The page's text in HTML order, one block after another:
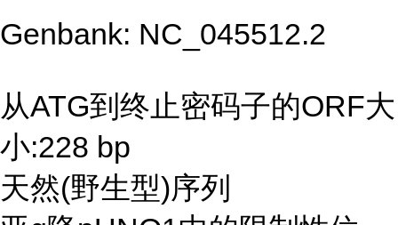
Genbank: NC_045512.2
从ATG到终止密码子的ORF大
小:228 bp
天然(野生型)序列